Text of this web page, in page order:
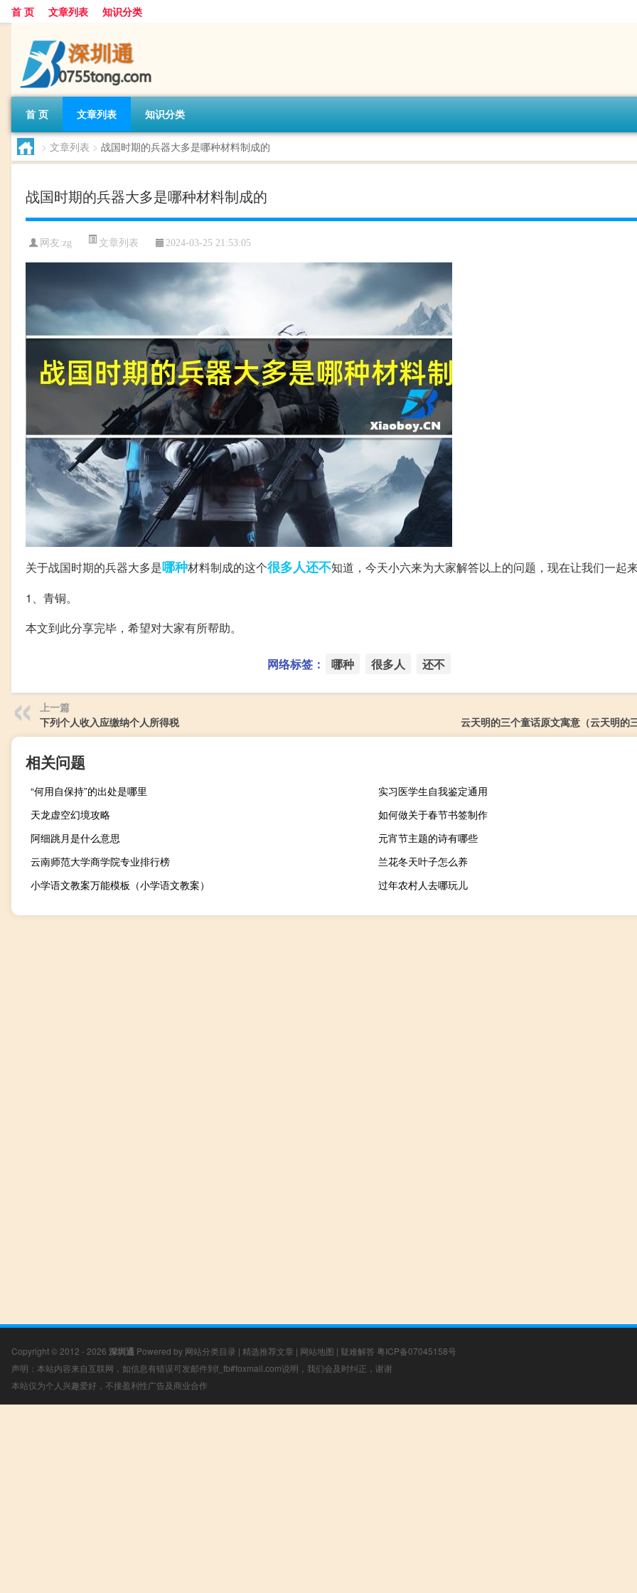
首 页 文章列表 知识分类
首 页 文章列表 知识分类
> 文章列表 > 战国时期的兵器大多是哪种材料制成的
战国时期的兵器大多是哪种材料制成的
网友:zg 文章列表 2024-03-25 21:53:05
关于战国时期的兵器大多是哪种材料制成的这个很多人还不知道，今天小六来为大家解答以上的问题，现在让我们一起
1、青铜。
本文到此分享完毕，希望对大家有所帮助。
网络标签： 哪种 很多人 还不
上一篇
下列个人收入应缴纳个人所得税
云天明的三个童话原文寓意（云天明的
相关问题
“何用自保持”的出处是哪里
实习医学生自我鉴定通用
天龙虚空幻境攻略
如何做关于春节书签制作
阿细跳月是什么意思
元宵节主题的诗有哪些
云南师范大学商学院专业排行榜
兰花冬天叶子怎么养
小学语文教案万能模板（小学语文教案）
过年农村人去哪玩儿
Copyright © 2012 - 2026 深圳通 Powered by 网站分类目录 | 精选推荐文章 | 网站地图 | 疑难解答 粤ICP备07045158号
声明：本站内容来自互联网，如信息有错误可发邮件到f_fb#foxmail.com说明，我们会及时纠正，谢谢
本站仅为个人兴趣爱好，不接盈利性广告及商业合作